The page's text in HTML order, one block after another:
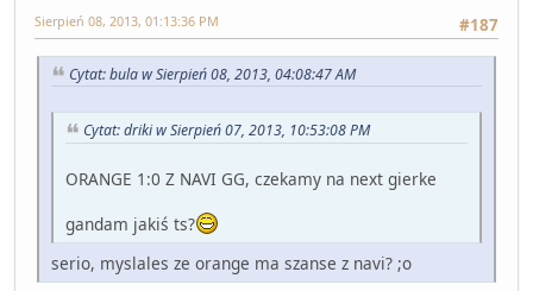
#187
Sierpień 08, 2013, 01:13:36 PM
Cytat: bula w Sierpień 08, 2013, 04:08:47 AM
Cytat: driki w Sierpień 07, 2013, 10:53:08 PM
ORANGE 1:0 Z NAVI GG, czekamy na next gierke
gandam jakiś ts?
serio, myslales ze orange ma szanse z navi? ;o